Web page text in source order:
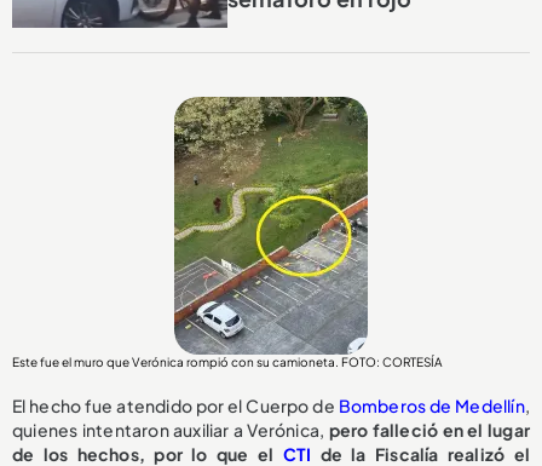
Este fue el muro que Verónica rompió con su camioneta. FOTO: CORTESÍA
El hecho fue atendido por el Cuerpo de Bomberos de Medellín,
quienes intentaron auxiliar a Verónica, pero falleció en el lugar
de los hechos, por lo que el CTI de la Fiscalía realizó el